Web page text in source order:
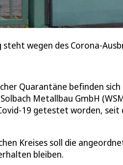
wegen des Corona-
Quarantäne befinden
Metallbau GmbH
19 getestet worden,
Kreises soll die
bleiben.